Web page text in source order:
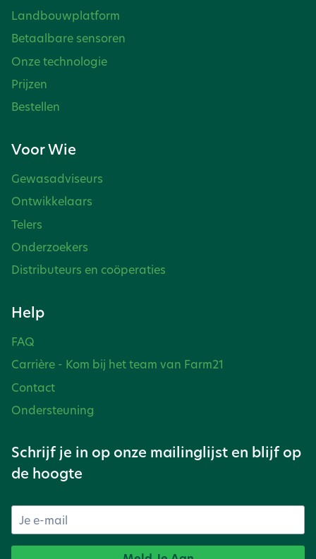
Landbouwplatform
Betaalbare sensoren
Onze technologie
Prijzen
Bestellen
Voor Wie
Gewasadviseurs
Ontwikkelaars
Telers
Onderzoekers
Distributeurs en coöperaties
Help
FAQ
Carrière - Kom bij het team van Farm21
Contact
Ondersteuning
Schrijf je in op onze mailinglijst en blijf op
de hoogte